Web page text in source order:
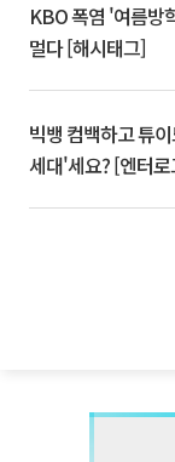
KBO 폭염 '여름방
멀다 [해시태그]
빅뱅 컴백하고 튜
세대'세요? [엔터